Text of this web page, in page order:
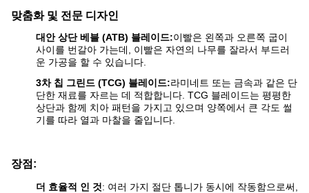
맞춤화 및 전문 디자인
대안 상단 베블 (ATB) 블레이드:이빨은 왼쪽과 오른쪽 굽이
사이를 번갈아 가는데, 이빨은 자연의 나무를 잘라서 부드러
운 가공을 할 수 있습니다.
3차 칩 그린드 (TCG) 블레이드:라미네트 또는 금속과 같은 단
단한 재료를 자르는 데 적합합니다. TCG 블레이드는 평평한
상단과 함께 치아 패턴을 가지고 있으며 양쪽에서 큰 각도 썰
기를 따라 열과 마찰을 줄입니다.
장점:
더 효율적 인 것: 여러 가지 절단 톱니가 동시에 작동함으로써,